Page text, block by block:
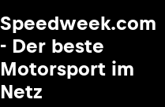
Speedweek.com
- Der beste
Motorsport im
Netz